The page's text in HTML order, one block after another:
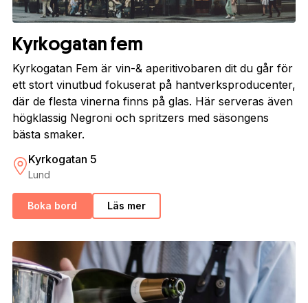
Kyrkogatan fem
Kyrkogatan Fem är vin-& aperitivobaren dit du går för
ett stort vinutbud fokuserat på hantverksproducenter,
där de flesta vinerna finns på glas. Här serveras även
högklassig Negroni och spritzers med säsongens
bästa smaker.
Kyrkogatan 5
Lund
Boka bord Läs mer